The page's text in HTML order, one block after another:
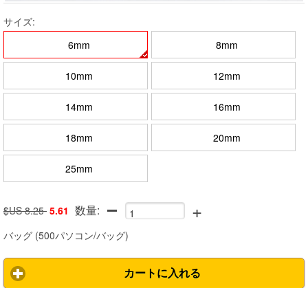
サイズ:
6mm
8mm
10mm 12mm
14mm 16mm
18mm 20mm
25mm
$US 8.25 5.61 数量: +
バッグ (500パソコン/バッグ)
カートに入れる